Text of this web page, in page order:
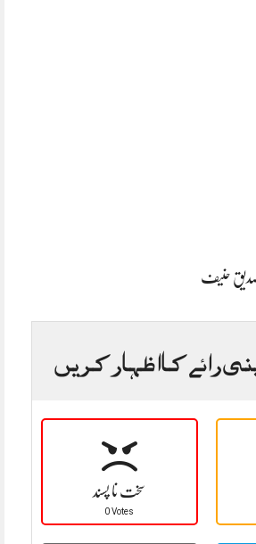
صدیق حنیف
رائے کا اظہار کریں
سخت نا پسند
0 Votes